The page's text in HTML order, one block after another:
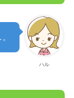
ハル